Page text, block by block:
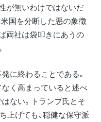
が無いわけではないだ
米国を分断した悪の象徴
両社は袋叩きにあうの
に終わることである。
く高まっていると述べ
ない。トランプ氏とそ
上げても、穏健な保守派